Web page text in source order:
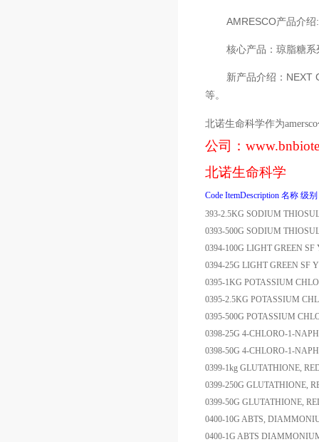
AMRESCO产品介绍
核心产品：琼脂糖
新产品介绍： NEXT
等。
北诺生命科学作为amersco
公司：
北诺生命科学
Code ItemDescription 名称 级别
393-2.5KG SODIUM
0393-500G SODIUM
0394-100G LIGHT GREEN SF
0394-25G LIGHT GREEN SF
0395-1KG POTASSIUM
0395-2.5KG POTASSIUM
0395-500G POTASSIUM
0398-25G 4-CHLORO-1-
0398-50G 4-CHLORO-1-
0399-1kg GLUTATHIONE,
0399-250G GLUTATHIONE,
0399-50G GLUTATHIONE,
0400-10G ABTS,
0400-1G ABTS